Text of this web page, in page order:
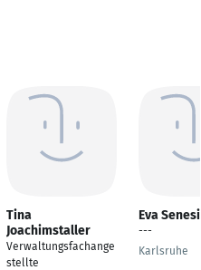
Tina
Joachimstaller
Verwaltungsfachange
stellte
Eva Senesi
---
Karlsruhe